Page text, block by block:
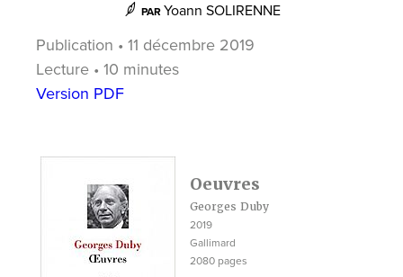
PAR Yoann SOLIRENNE
Publication • 11 décembre 2019
Lecture • 10 minutes
Version PDF
Oeuvres
Georges Duby
2019
Gallimard
2080 pages